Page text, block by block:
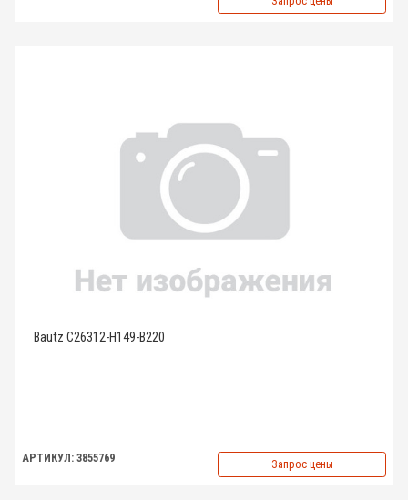
Bautz C26312-H149-B220
АРТИКУЛ: 3855769 Запрос цены